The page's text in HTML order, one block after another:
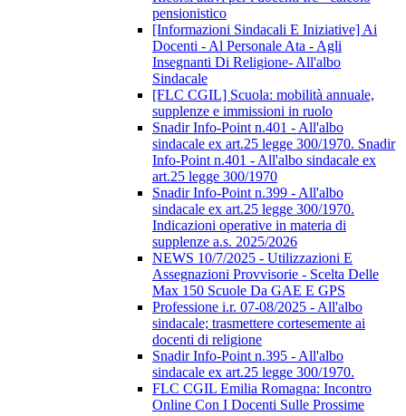
pensionistico
[Informazioni Sindacali E Iniziative] Ai
Docenti - Al Personale Ata - Agli
Insegnanti Di Religione- All'albo
Sindacale
[FLC CGIL] Scuola: mobilità annuale,
supplenze e immissioni in ruolo
Snadir Info-Point n.401 - All'albo
sindacale ex art.25 legge 300/1970. Snadir
Info-Point n.401 - All'albo sindacale ex
art.25 legge 300/1970
Snadir Info-Point n.399 - All'albo
sindacale ex art.25 legge 300/1970.
Indicazioni operative in materia di
supplenze a.s. 2025/2026
NEWS 10/7/2025 - Utilizzazioni E
Assegnazioni Provvisorie - Scelta Delle
Max 150 Scuole Da GAE E GPS
Professione i.r. 07-08/2025 - All'albo
sindacale; trasmettere cortesemente ai
docenti di religione
Snadir Info-Point n.395 - All'albo
sindacale ex art.25 legge 300/1970.
FLC CGIL Emilia Romagna: Incontro
Online Con I Docenti Sulle Prossime